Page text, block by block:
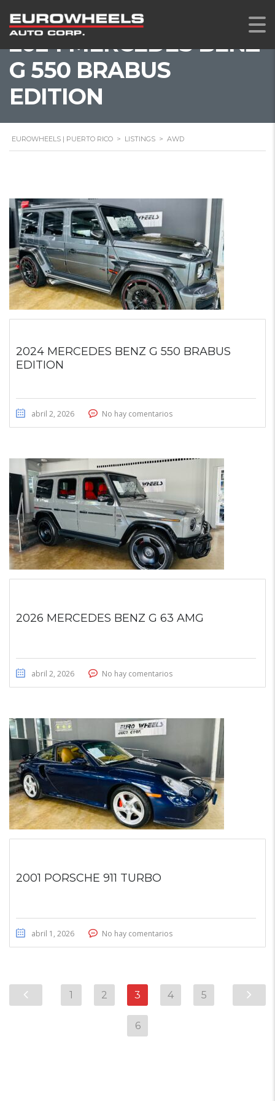
2024 MERCEDES BENZ
G 550 BRABUS
EDITION
EUROWHEELS | PUERTO RICO > LISTINGS > AWD
2024 MERCEDES BENZ G 550 BRABUS
EDITION
abril 2, 2026 No hay comentarios
2026 MERCEDES BENZ G 63 AMG
abril 2, 2026 No hay comentarios
2001 PORSCHE 911 TURBO
abril 1, 2026 No hay comentarios
1 2 3 4 5
6